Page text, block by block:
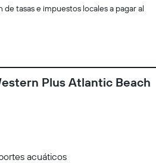
tasas e impuestos locales a pagar al
Plus Atlantic Beach
acuáticos